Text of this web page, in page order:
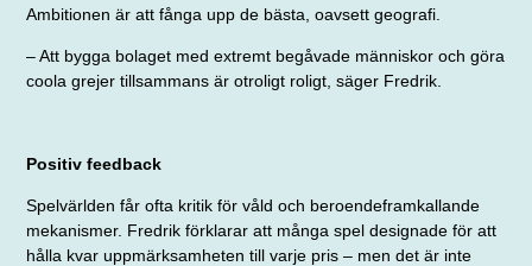
Ambitionen är att fånga upp de bästa, oavsett geografi.
– Att bygga bolaget med extremt begåvade människor och göra
coola grejer tillsammans är otroligt roligt, säger Fredrik.
Positiv feedback
Spelvärlden får ofta kritik för våld och beroendeframkallande
mekanismer. Fredrik förklarar att många spel designade för att
hålla kvar uppmärksamheten till varje pris – men det är inte